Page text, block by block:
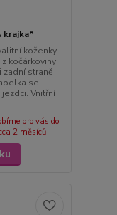
krajka*
koženky
kočárkoviny
zadní straně
se
Vnitřní
pro vás do
2 měsíců